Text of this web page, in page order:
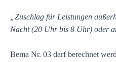
„Zuschlag für Leistungen
Nacht (20 Uhr bis 8 Uhr) oder
Bema Nr. 03 darf berechnet